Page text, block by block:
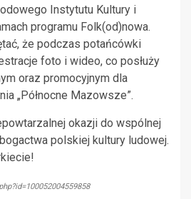
Instytutu Kultury i
programu Folk(od)nowa.
że podczas potańcówki
foto i wideo, co posłuży
oraz promocyjnym dla
„Północne Mazowsze”.
okazji do wspólnej
polskiej kultury ludowej.